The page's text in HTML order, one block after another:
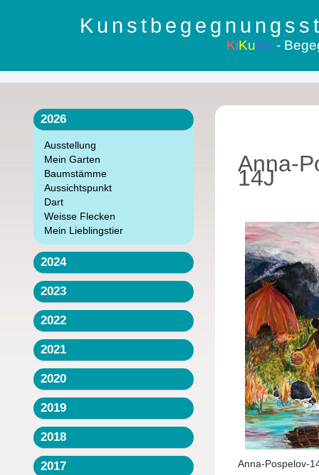
KiKuBa -
2026
Ausstellung
Mein Garten
Baumstämme
Aussichtspunkt
Dart
Weisse Flecken
Mein Lieblingstier
2024
2023
2022
2021
2020
2019
2018
2017
Anna-
14J
Anna-Pospelov-